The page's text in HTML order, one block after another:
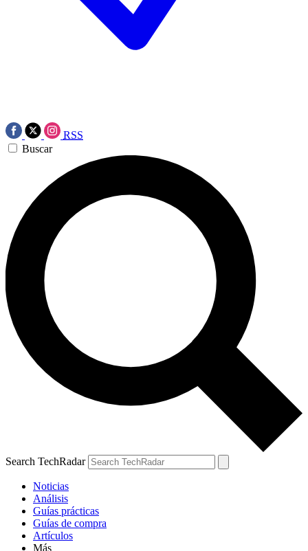
RSS
Buscar
Search TechRadar
Noticias
Análisis
Guías prácticas
Guías de compra
Artículos
Más